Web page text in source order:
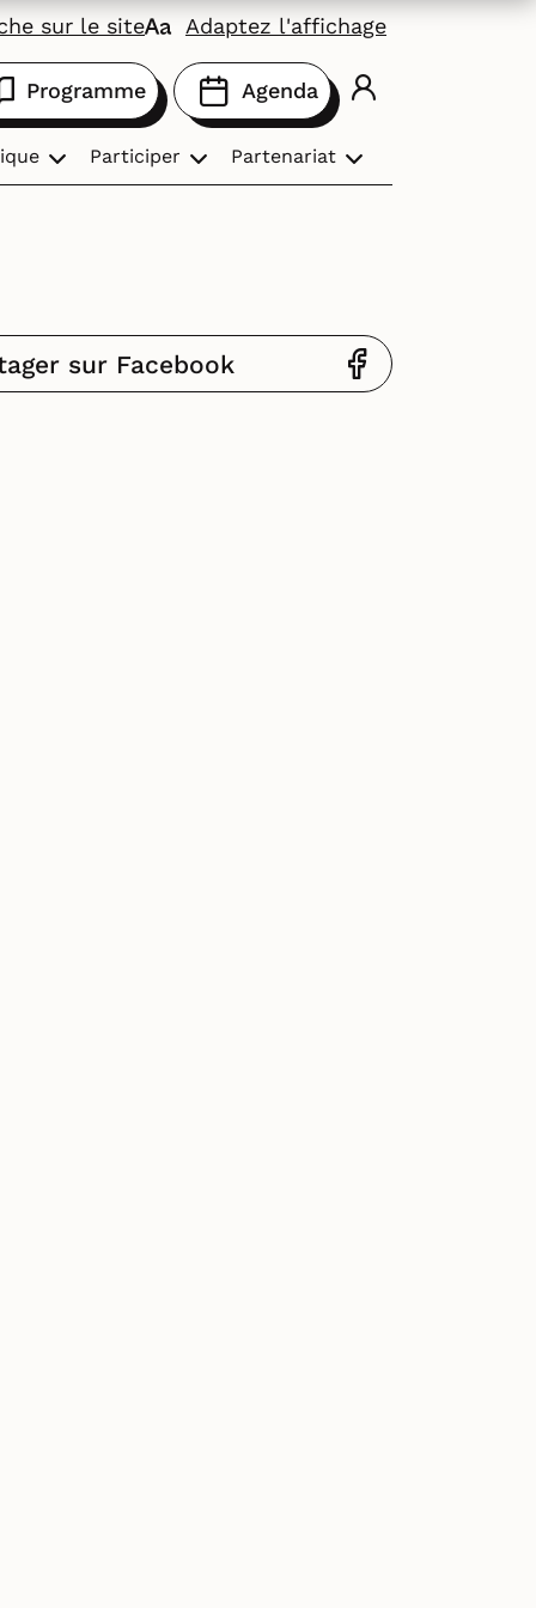
sur le site Adaptez l'affichage
Participer Partenariat
Programme Agenda
sur Facebook